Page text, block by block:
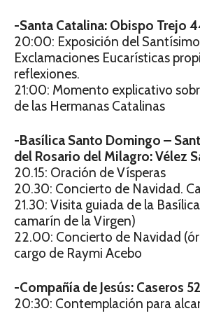
-Santa Catalina: Obispo Trejo
20:00: Exposición del
Exclamaciones Eucarísticas
reflexiones.
21:00: Momento explicativo
de las Hermanas Catalinas
-Basílica Santo Domingo –
del Rosario del Milagro: Vélez
20.15: Oración de Vísperas
20.30: Concierto de Navidad.
21.30: Visita guiada de la
camarín de la Virgen)
22.00: Concierto de Navidad
cargo de Raymi Acebo
-Compañía de Jesús: Caseros 52
20:30: Contemplación para